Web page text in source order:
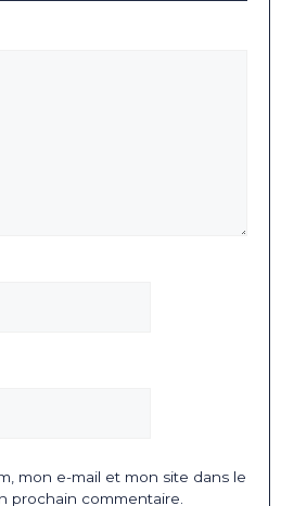
mon e-mail et mon site dans le
prochain commentaire.